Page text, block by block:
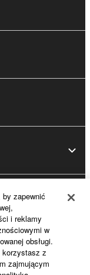
zapewnić
i reklamy
w
obsługi.
korzystasz z
zajmującym